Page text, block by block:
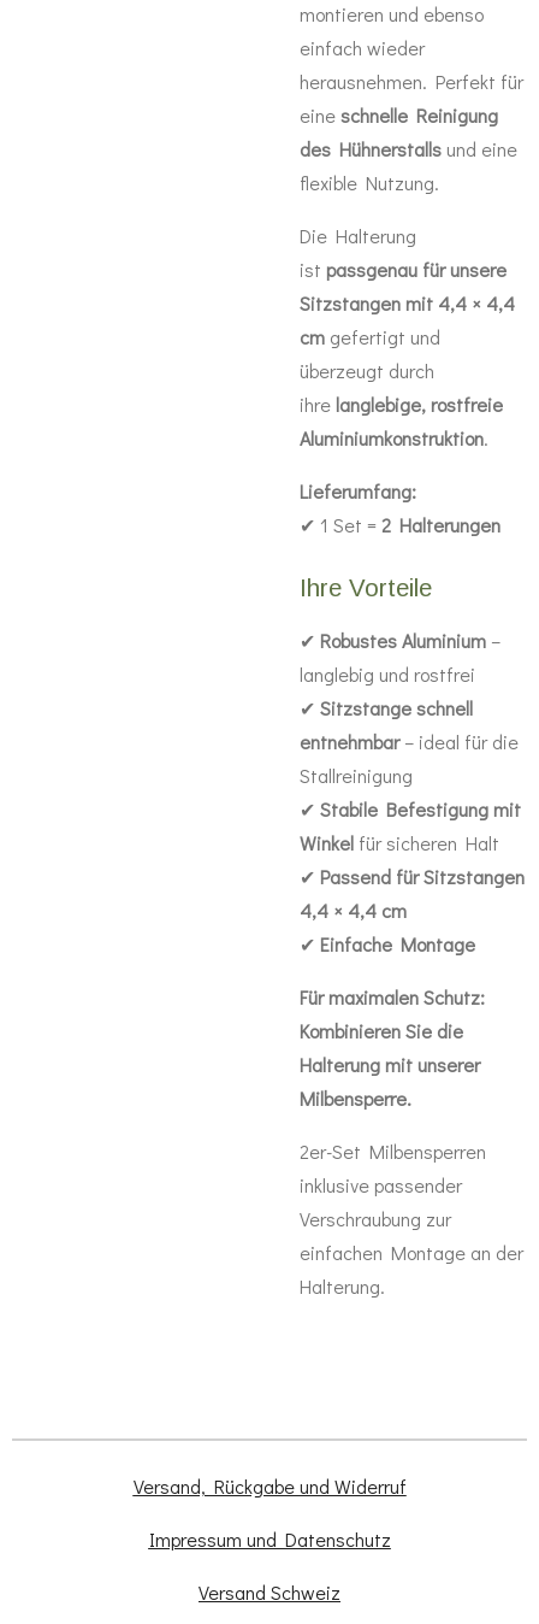
montieren und ebenso
einfach wieder
herausnehmen. Perfekt für
eineschnelle Reinigung
des Hühnerstalls und eine
flexible Nutzung.
Die Halterung
ist passgenau für unsere
Sitzstangen mit 4,4 × 4,4
cm gefertigt und
überzeugt durch
ihre langlebige, rostfreie
Aluminiumkonstruktion.
Lieferumfang:
✔ 1 Set =2 Halterungen
Ihre Vorteile
✔ Robustes Aluminium –
langlebig und rostfrei
✔ Sitzstange schnell
entnehmbar – ideal für die
Stallreinigung
✔ Stabile Befestigung mit
Winkel für sicheren Halt
✔ Passend für Sitzstangen
4,4 × 4,4 cm
✔ Einfache Montage
Für maximalen Schutz:
Kombinieren Sie die
Halterung mit unserer
Milbensperre.
2er-Set Milbensperren
inklusive passender
Verschraubung zur
einfachen Montage an der
Halterung.
Versand, Rückgabe und Widerruf
Impressum und Datenschutz
Versand Schweiz